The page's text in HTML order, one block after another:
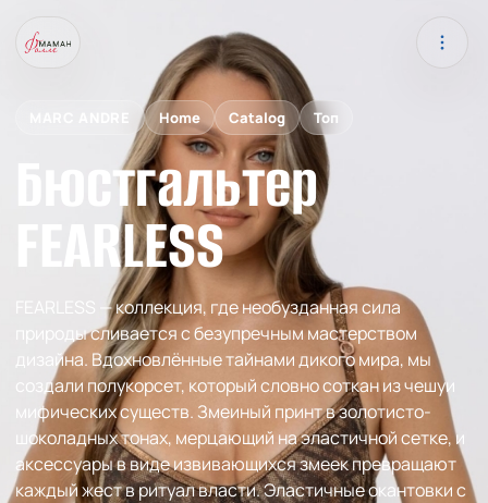
Home Catalog Топ
Бюстгальтер
FEARLESS
FEARLESS — коллекция, где необузданная сила
природы сливается с безупречным мастерством
дизайна. Вдохновлённые тайнами дикого мира, мы
создали полукорсет, который словно соткан из чешуи
мифических существ. Змеиный принт в золотисто-
шоколадных тонах, мерцающий на эластичной сетке, и
аксессуары в виде извивающихся змеек превращают
каждый жест в ритуал власти. Эластичные окантовки с